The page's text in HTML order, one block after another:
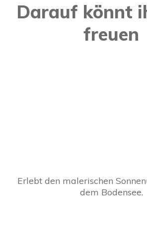
Darauf könnt
freuen
Erlebt den malerischen
dem Bodensee.